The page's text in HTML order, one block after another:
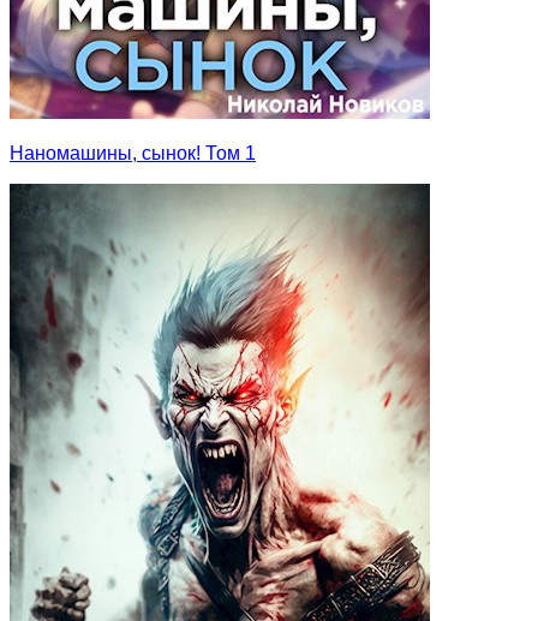
Наномашины, сынок! Том 1